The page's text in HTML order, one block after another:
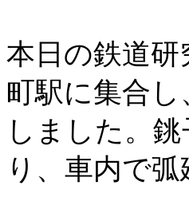
本日の鉄道
町駅に集合
しました。
り、車内で